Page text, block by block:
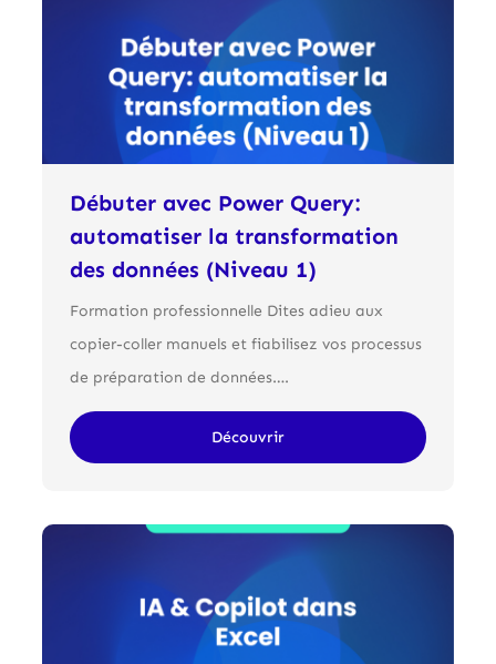
Débuter avec Power Query:
automatiser la transformation
des données (Niveau 1)
Formation professionnelle Dites adieu aux
copier-coller manuels et fiabilisez vos processus
de préparation de données….
Découvrir